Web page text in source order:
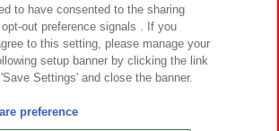
©Bandai Namco Amusement Inc.
©Bandai Namco Amusement Lab Inc.
to have consented to the sharing
out preference signals . If you
to this setting, please manage your
setup banner by clicking the link
Settings' and close the banner.
preference